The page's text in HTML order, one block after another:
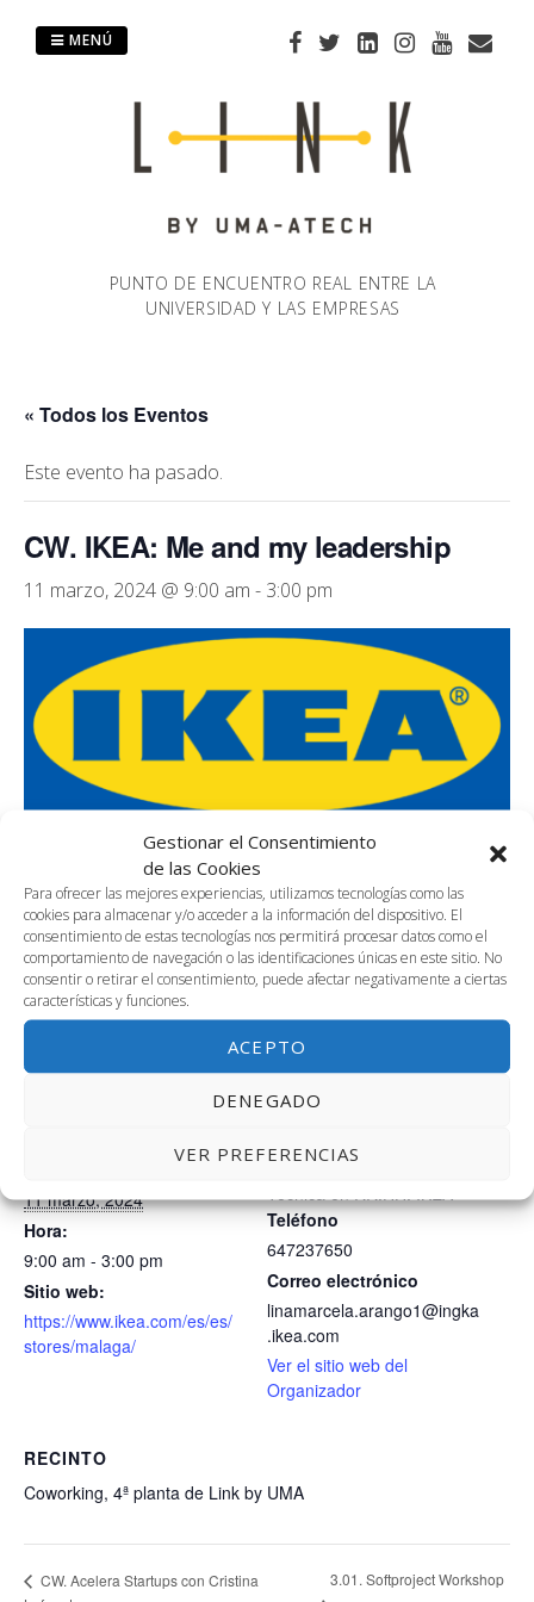
Gestionar el Consentimiento
de las Cookies
Para ofrecer las mejores experiencias, utilizamos tecnologías como las
cookies para almacenar y/o acceder a la información del dispositivo. El
consentimiento de estas tecnologías nos permitirá procesar datos como el
comportamiento de navegación o las identificaciones únicas en este sitio. No
consentir o retirar el consentimiento, puede afectar negativamente a ciertas
características y funciones.
ACEPTO
DENEGADO
VER PREFERENCIAS
PUNTO DE ENCUENTRO REAL ENTRE LA
UNIVERSIDAD Y LAS EMPRESAS
MENÚ
« Todos los Eventos
Este evento ha pasado.
CW. IKEA: Me and my leadership
11 marzo, 2024 @ 9:00 am - 3:00 pm
Coworking, 4ª planta de Link by UMA, de 9 a 15h
Formación interna equipo Ikea Málaga: Me and my
leadership.
11 marzo, 2024
Hora:
9:00 am - 3:00 pm
Sitio web:
https://www.ikea.com/es/es/
stores/malaga/
Lina Marcela Arango.
Teléfono
647237650
Correo electrónico
linamarcela.arango1@ingka
.ikea.com
Ver el sitio web del
Organizador
RECINTO
Coworking, 4ª planta de Link by UMA
CW. Acelera Startups con Cristina
3.01. Softproject Workshop